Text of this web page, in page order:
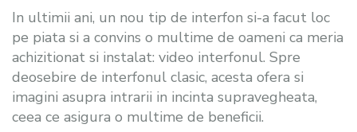
In ultimii ani, un nou tip de interfon si-a facut loc
pe piata si a convins o multime de oameni ca meria
achizitionat si instalat: video interfonul. Spre
deosebire de interfonul clasic, acesta ofera si
imagini asupra intrarii in incinta supravegheata,
ceea ce asigura o multime de beneficii.